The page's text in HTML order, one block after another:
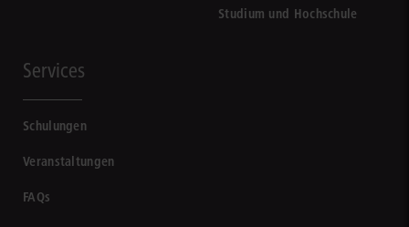
Studium und Hochschule
Services
Schulungen
Veranstaltungen
FAQs